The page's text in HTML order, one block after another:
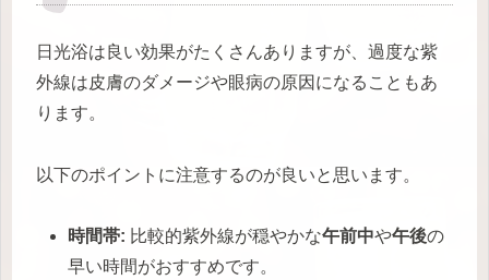
日光浴は良い効果がたくさんありますが、過度な紫
外線は皮膚のダメージや眼病の原因になることもあ
ります。
以下のポイントに注意するのが良いと思います。
時間帯: 比較的紫外線が穏やかな午前中や午後の
早い時間がおすすめです。